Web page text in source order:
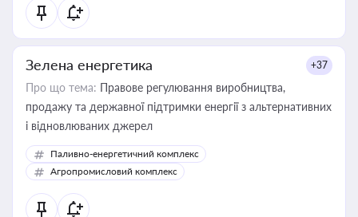
Зелена енергетика +37
Про що тема: Правове регулювання виробництва,
продажу та державної підтримки енергії з альтернативних
і відновлюваних джерел
Паливно-енергетичний комплекс
Агропромисловий комплекс